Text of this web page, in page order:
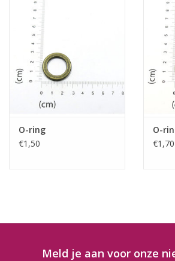
O-ring
€1,50
O-
€1,70
Meld je aan voor onze